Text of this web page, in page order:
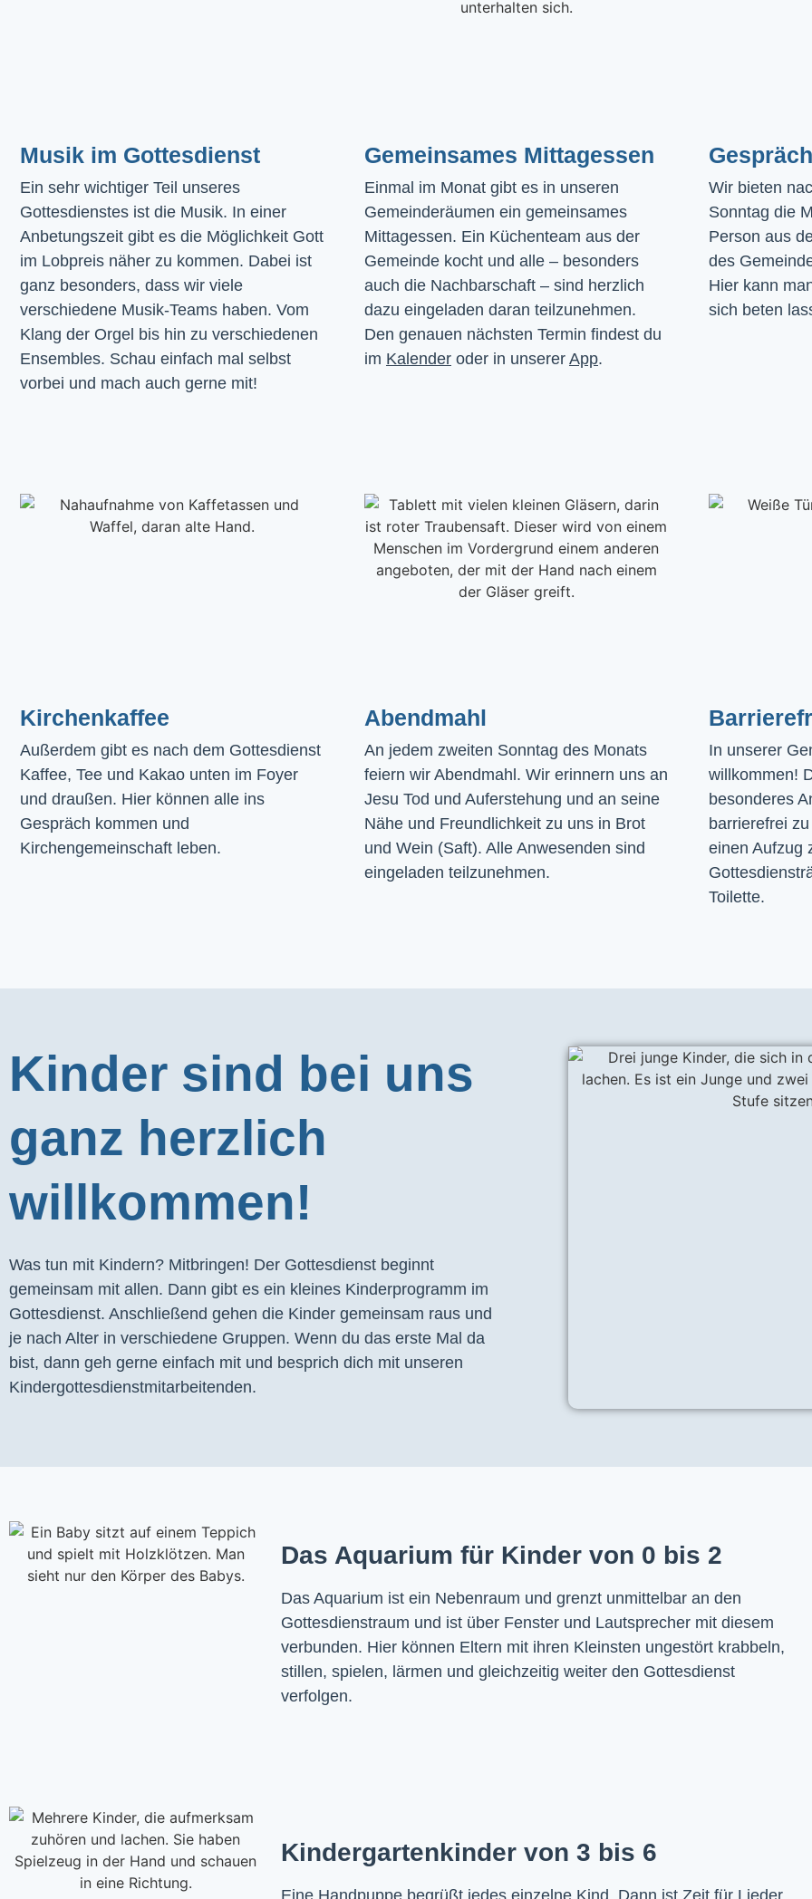
Musik im Gottesdienst​
Ein sehr wichtiger Teil unseres
Gottesdienstes ist die Musik. In einer
Anbetungszeit gibt es die Möglichkeit Gott
im Lobpreis näher zu kommen. Dabei ist
ganz besonders, dass wir viele
verschiedene Musik-Teams haben. Vom
Klang der Orgel bis hin zu verschiedenen
Ensembles. Schau einfach mal selbst
vorbei und mach auch gerne mit!
Gemeinsames Mittagessen
Einmal im Monat gibt es in unseren
Gemeinderäumen ein gemeinsames
Mittagessen. Ein Küchenteam aus der
Gemeinde kocht und alle – besonders
auch die Nachbarschaft – sind herzlich
dazu eingeladen daran teilzunehmen.
Den genauen nächsten Termin findest du
im Kalender oder in unserer App.
Wir bieten
Sonntag die
Person aus
des
Hier kann
sich beten
Kirchenkaffee
Außerdem gibt es nach dem Gottesdienst
Kaffee, Tee und Kakao unten im Foyer
und draußen. Hier können alle ins
Gespräch kommen und
Kirchengemeinschaft leben.
Abendmahl​
An jedem zweiten Sonntag des Monats
feiern wir Abendmahl. Wir erinnern uns an
Jesu Tod und Auferstehung und an seine
Nähe und Freundlichkeit zu uns in Brot
und Wein (Saft). Alle Anwesenden sind
eingeladen teilzunehmen.
In unserer
willkommen!
besonderes
barrierefrei
einen Aufzug
Toilette.
Kinder sind bei uns
ganz herzlich
willkommen!
Was tun mit Kindern? Mitbringen! Der Gottesdienst beginnt
gemeinsam mit allen. Dann gibt es ein kleines Kinderprogramm im
Gottesdienst. Anschließend gehen die Kinder gemeinsam raus und
je nach Alter in verschiedene Gruppen. Wenn du das erste Mal da
bist, dann geh gerne einfach mit und besprich dich mit unseren
Kindergottesdienstmitarbeitenden.
Das Aquarium für Kinder von 0 bis 2
Das Aquarium ist ein Nebenraum und grenzt unmittelbar an den
Gottesdienstraum und ist über Fenster und Lautsprecher mit diesem
verbunden. Hier können Eltern mit ihren Kleinsten ungestört krabbeln,
stillen, spielen, lärmen und gleichzeitig weiter den Gottesdienst
verfolgen.
Kindergartenkinder von 3 bis 6